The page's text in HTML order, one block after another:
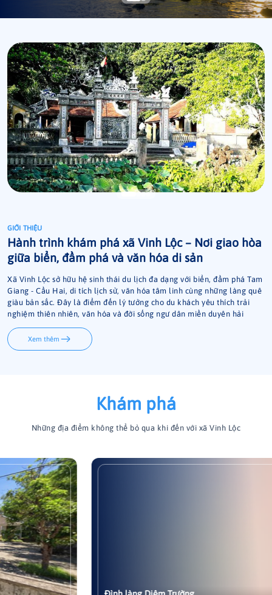
GIỚI THIỆU
Hành trình khám phá xã Vinh Lộc – Nơi giao hòa
giữa biển, đầm phá và văn hóa di sản
Xã Vinh Lộc sở hữu hệ sinh thái du lịch đa dạng với biển, đầm phá Tam
Giang - Cầu Hai, di tích lịch sử, văn hóa tâm linh cùng những làng quê
giàu bản sắc. Đây là điểm đến lý tưởng cho du khách yêu thích trải
nghiệm thiên nhiên, văn hóa và đời sống ngư dân miền duyên hải
Xem thêm
Khám phá
Những địa điểm không thể bỏ qua khi đến với xã Vinh Lộc
Đình làng Diêm Trường
Đình làng Diêm Trường tọa lạc tại xã Vinh Lộc, thành phố Huế.
Nơi đây nổi tiếng với cụm di tích "Đình Đôi" – bao gồm đình
Diêm Trường và đình Phụng Chánh nằm cạnh nhau. Cụm di
tích này còn lưu giữ nhiều giá trị văn hóa, lịch sử và được xếp
hạng là Di tích lịch sử cấp tỉnh.